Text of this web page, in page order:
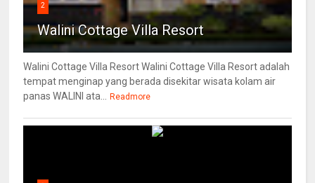
2
Walini Cottage Villa Resort
Walini Cottage Villa Resort Walini Cottage Villa Resort adalah
tempat menginap yang berada disekitar wisata kolam air
panas WALINI ata...
Readmore